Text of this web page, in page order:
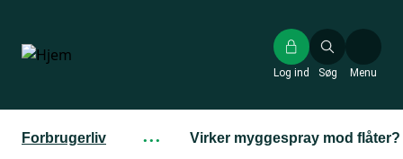
hovedindhold
Søg
Log ind Menu
Forbrugerliv ··· Virker myggespray mod flåter?